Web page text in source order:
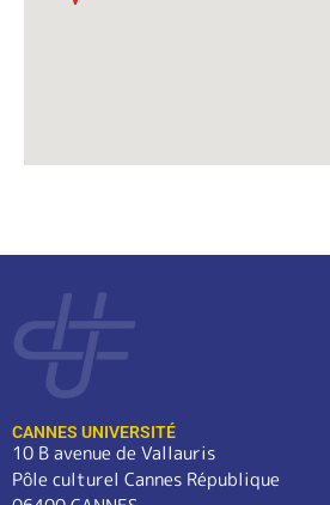
CANNES UNIVERSITÉ
10 B avenue de Vallauris
Pôle culturel Cannes République